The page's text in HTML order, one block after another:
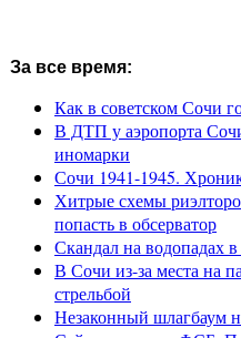
За все время:
Как в советском Сочи
В ДТП у аэропорта
иномарки
Сочи 1941-1945.
Хитрые схемы
попасть в обсерватор
Скандал на водопадах
В Сочи из-за места на
стрельбой
Незаконный шлагбаум